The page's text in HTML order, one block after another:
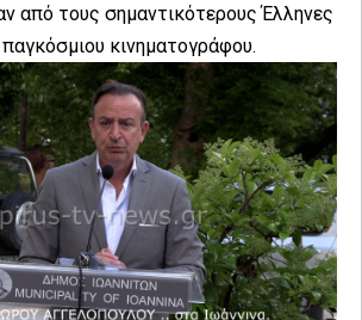
από τους σημαντικότερους Έλληνες
κινηματογράφου.